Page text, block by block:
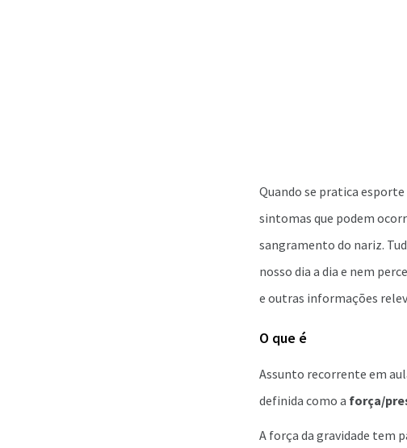
Quando se pratica
sintomas que podem
sangramento do nariz.
nosso dia a dia e nem
e outras informações
O que é
Assunto recorrente em
definida como a força/
A força da gravidade tem